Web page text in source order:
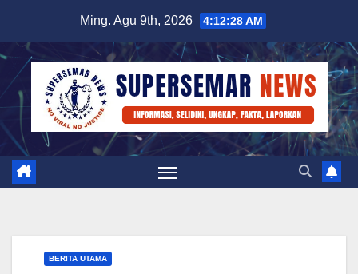
content
Ming. Agu 9th, 2026 4:12:29 AM
BERITA UTAMA